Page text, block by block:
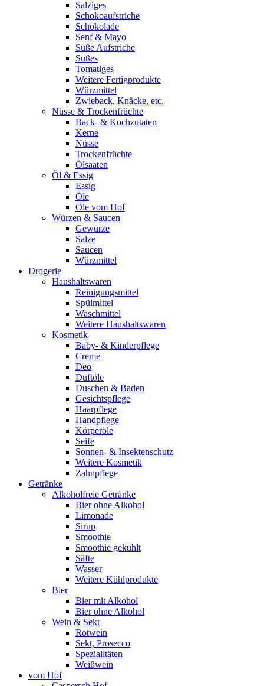
Salziges
Schokoaufstriche
Schokolade
Senf & Mayo
Süße Aufstriche
Süßes
Tomatiges
Weitere Fertigprodukte
Würzmittel
Zwieback, Knäcke, etc.
Nüsse & Trockenfrüchte
Back- & Kochzutaten
Kerne
Nüsse
Trockenfrüchte
Ölsaaten
Öl & Essig
Essig
Öle
Öle vom Hof
Würzen & Saucen
Gewürze
Salze
Saucen
Würzmittel
Drogerie
Haushaltswaren
Reinigungsmittel
Spülmittel
Waschmittel
Weitere Haushaltswaren
Kosmetik
Baby- & Kinderpflege
Creme
Deo
Duftöle
Duschen & Baden
Gesichtspflege
Haarpflege
Handpflege
Körperöle
Seife
Sonnen- & Insektenschutz
Weitere Kosmetik
Zahnpflege
Getränke
Alkoholfreie Getränke
Bier ohne Alkohol
Limonade
Sirup
Smoothie
Smoothie gekühlt
Säfte
Wasser
Weitere Kühlprodukte
Bier
Bier mit Alkohol
Bier ohne Alkohol
Wein & Sekt
Rotwein
Sekt, Prosecco
Spezialitäten
Weißwein
vom Hof